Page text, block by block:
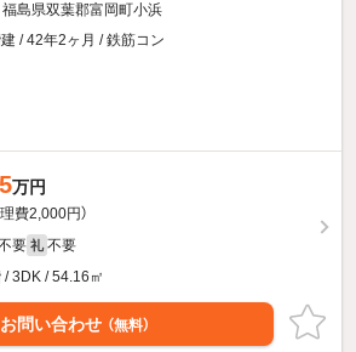
福島県双葉郡富岡町小浜
/ 42年2ヶ月 / 鉄筋コン
万円
理費2,000円）
要 礼 不要
/ 3DK / 54.16㎡
お問い合わせ （無料）